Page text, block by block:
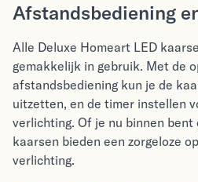
Afstandsbediening
Alle Deluxe Homeart LED
gemakkelijk in gebruik. Met de
afstandsbediening kun je de
uitzetten, en de timer instellen
verlichting. Of je nu binnen bent
kaarsen bieden een zorgeloze
verlichting.